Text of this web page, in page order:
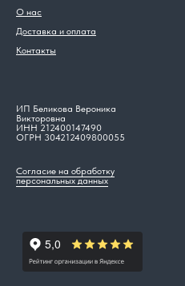
О нас
Доставка и оплата
Контакты
ИП Беликова Вероника
Викторовна
ИНН 212400147490
ОГРН 304212409800055
Согласие на обработку
персональных данных